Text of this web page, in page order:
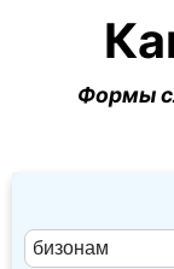
Формы